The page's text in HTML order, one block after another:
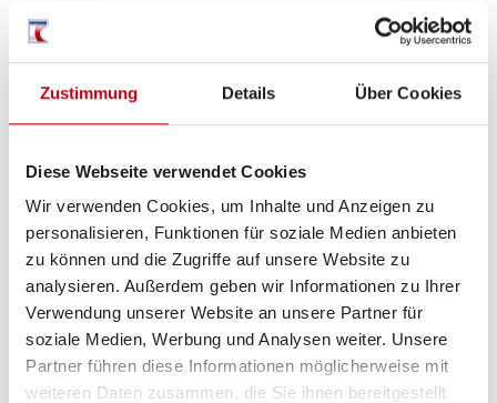
Zustimmung Details Über Cookies
Diese Webseite verwendet Cookies
Wir verwenden Cookies, um Inhalte und Anzeigen zu
personalisieren, Funktionen für soziale Medien anbieten
zu können und die Zugriffe auf unsere Website zu
analysieren. Außerdem geben wir Informationen zu Ihrer
Verwendung unserer Website an unsere Partner für
soziale Medien, Werbung und Analysen weiter. Unsere
Partner führen diese Informationen möglicherweise mit
weiteren Daten zusammen, die Sie ihnen bereitgestellt
Grundrissbeschreibung
ab 4 Schlafplätze
Schlafplätze 4
Tag